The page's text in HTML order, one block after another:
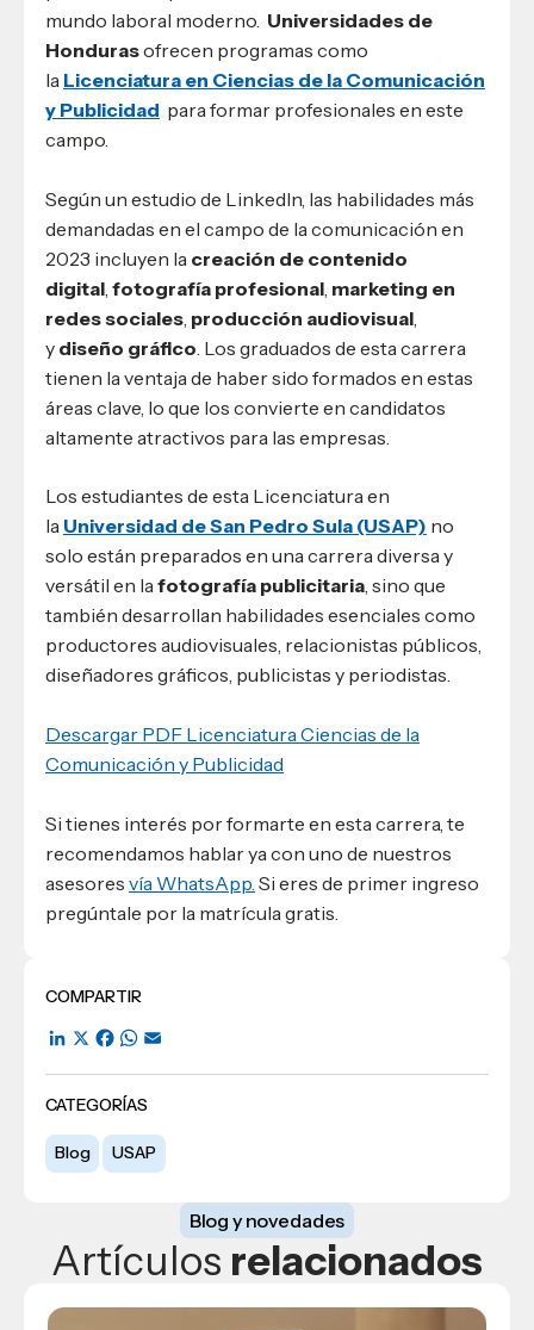
COMPARTIR
LinkedIn
X Facebook
WhatsApp
CATEGORÍAS
Blog USAP
mundo laboral moderno. Universidades de
Hondurasofrecen programas como
la Licenciatura en Ciencias de la Comunicación
y Publicidad para formar profesionales en este
campo.
Según un estudio de LinkedIn, las habilidades más
demandadas en el campo de la comunicación en
2023 incluyen la creación de contenido
digital fotografía profesional marketing en
redes sociales producción audiovisual
y diseño gráfico . Los graduados de esta carrera
tienen la ventaja de haber sido formados en estas
áreas clave, lo que los convierte en candidatos
altamente atractivos para las empresas.
Los estudiantes de esta Licenciatura en
la Universidad de San Pedro Sula (USAP) no
solo están preparados en una carrera diversa y
versátil en lafotografía publicitaria, sino que
también desarrollan habilidades esenciales como
productores audiovisuales, relacionistas públicos,
diseñadores gráficos, publicistas y periodistas.
Descargar PDF Licenciatura Ciencias de la
Comunicación y Publicidad
Si tienes interés por formarte en esta carrera, te
recomendamos hablar ya con uno de nuestros
asesores vía WhatsApp. Si eres de primer ingreso
pregúntale por la matrícula gratis.
Blog y novedades
Artículos relacionados